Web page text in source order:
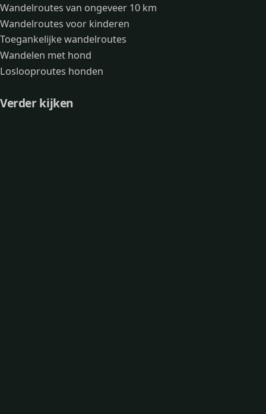
Wandelroutes van ongeveer 10 km
Wandelroutes voor kinderen
Toegankelijke wandelroutes
Wandelen met hond
Loslooproutes honden
Verder kijken